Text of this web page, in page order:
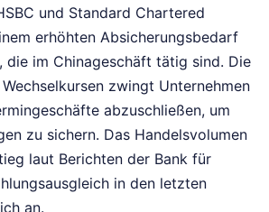
und Standard Chartered
erhöhten Absicherungsbedarf
die im Chinageschäft tätig sind. Die
zwingt Unternehmen
abzuschließen, um
zu sichern. Das Handelsvolumen
laut Berichten der Bank für
in den letzten
an.